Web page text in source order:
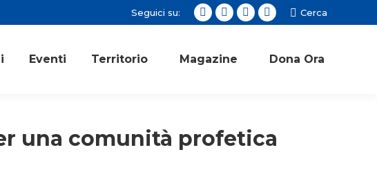
Seguici su:
Facebook
opens
Twitter
opens
Instagram
opens
YouTube
opens
Cerca:
Cerca
Eventi Territorio Magazine Dona Ora
una comunità profetica